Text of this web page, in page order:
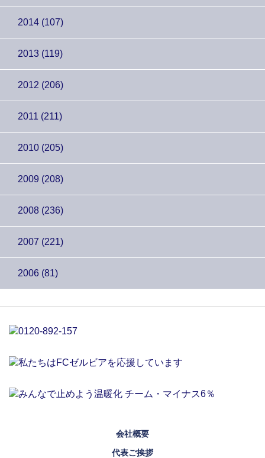
2014 (107)
2013 (119)
2012 (206)
2011 (211)
2010 (205)
2009 (208)
2008 (236)
2007 (221)
2006 (81)
会社概要
代表ご挨拶